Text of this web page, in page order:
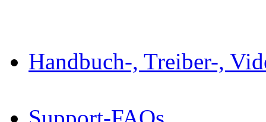
Handbuch-, Treiber-,